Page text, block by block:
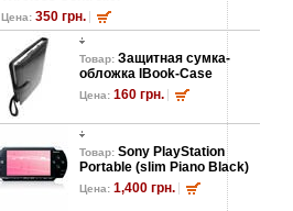
Цена: 350 грн.
Товар: Защитная сумка-
обложка lBook-Case
Цена: 160 грн.
Товар: Sony PlayStation
Portable (slim Piano Black)
Цена: 1,400 грн.